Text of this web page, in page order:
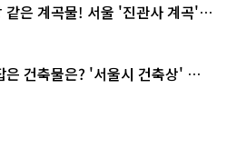
같은 계곡물! 서울 '진관사 계곡'이
은 건축물은? '서울시 건축상' 수